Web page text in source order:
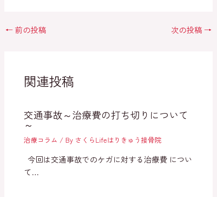
← 前の投稿 次の投稿 →
関連投稿
交通事故～治療費の打ち切りについて
～
治療コラム / By さくらLifeはりきゅう接骨院
今回は交通事故でのケガに対する治療費 につい
て…